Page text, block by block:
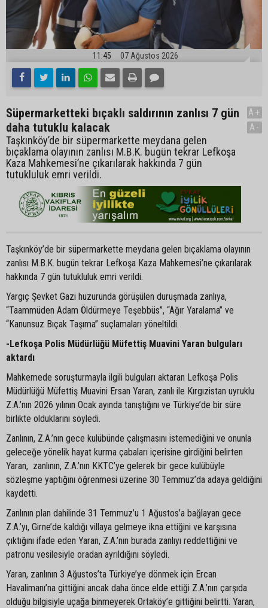
11:45 07 Ağustos 2026
Süpermarketteki bıçaklı saldırının zanlısı 7 gün
daha tutuklu kalacak
Taşkınköy’de bir süpermarkette meydana gelen
bıçaklama olayının zanlısı M.B.K. bugün tekrar Lefkoşa
Kaza Mahkemesi’ne çıkarılarak hakkında 7 gün
tutukluluk emri verildi.
A+
A-
Taşkınköy’de bir süpermarkette meydana gelen bıçaklama olayının
zanlısı M.B.K. bugün tekrar Lefkoşa Kaza Mahkemesi’ne çıkarılarak
hakkında 7 gün tutukluluk emri verildi.
Yargıç Şevket Gazi huzurunda görüşülen duruşmada zanlıya,
“Taammüden Adam Öldürmeye Teşebbüs”, “Ağır Yaralama” ve
“Kanunsuz Bıçak Taşıma” suçlamaları yöneltildi.
-Lefkoşa Polis Müdürlüğü Müfettiş Muavini Yaran bulguları
aktardı
Mahkemede soruşturmayla ilgili bulguları aktaran Lefkoşa Polis
Müdürlüğü Müfettiş Muavini Ersan Yaran, zanlı ile Kırgızistan uyruklu
Z.A.’nın 2026 yılının Ocak ayında tanıştığını ve Türkiye’de bir süre
birlikte olduklarını söyledi.
Zanlının, Z.A.’nın gece kulübünde çalışmasını istemediğini ve onunla
geleceğe yönelik hayat kurma çabaları içerisine girdiğini belirten
Yaran, zanlının, Z.A.’nın KKTC’ye gelerek bir gece kulübüyle
sözleşme yaptığını öğrenmesi üzerine 30 Temmuz’da adaya geldiğini
kaydetti.
Zanlının plan dahilinde 31 Temmuz’u 1 Ağustos’a bağlayan gece
Z.A.’yı, Girne’de kaldığı villaya gelmeye ikna ettiğini ve karşısına
çıktığını ifade eden Yaran, Z.A.’nın burada zanlıyı reddettiğini ve
patronu vesilesiyle oradan ayrıldığını söyledi.
Yaran, zanlının 3 Ağustos’ta Türkiye’ye dönmek için Ercan
Havalimanı’na gittiğini ancak daha önce elde ettiği Z.A.’nın çarşıda
olduğu bilgisiyle uçağa binmeyerek Ortaköy’e gittiğini belirtti. Yaran,